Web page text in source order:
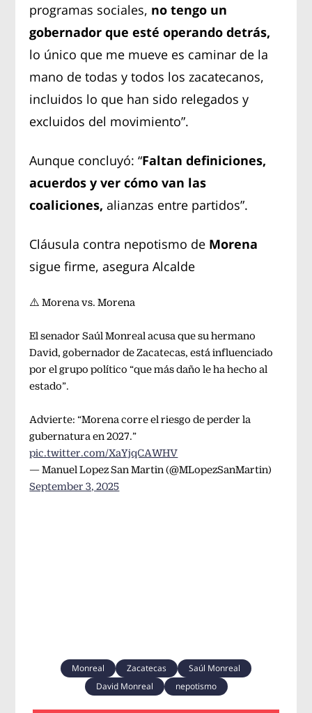
programas sociales, no tengo un
gobernador que esté operando detrás,
lo único que me mueve es caminar de la
mano de todas y todos los zacatecanos,
incluidos lo que han sido relegados y
excluidos del movimiento”.
Aunque concluyó: “Faltan definiciones,
acuerdos y ver cómo van las
coaliciones, alianzas entre partidos”.
Cláusula contra nepotismo de Morena
sigue firme, asegura Alcalde
⚠️ Morena vs. Morena
El senador Saúl Monreal acusa que su hermano
David, gobernador de Zacatecas, está influenciado
por el grupo político “que más daño le ha hecho al
estado”.
Advierte: “Morena corre el riesgo de perder la
gubernatura en 2027.”
pic.twitter.com/XaYjqCAWHV
— Manuel Lopez San Martin (@MLopezSanMartin)
September 3, 2025
Monreal Zacatecas
Saúl Monreal
David Monreal
nepotismo